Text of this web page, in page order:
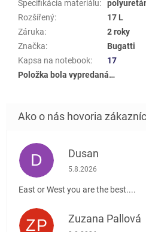
Špecifikácia materiálu:
Rozšířený:
17 L
Záruka:
2 roky
Značka:
Bugatti
Kapsa na notebook:
17
Položka bola vypredaná…
D Dusan
Hodnotenie obchodu
5.8.2026
East or West you are the best....
ZP Zuzana Pallová